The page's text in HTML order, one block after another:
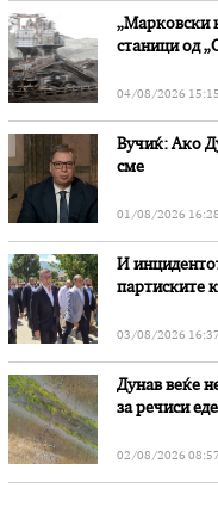
„Марковски
станици од
04/08/2026 15:15
Вучиќ: Ако
сме
01/08/2026 16:28
И
партиските
03/08/2026 16:37
Дунав веќе
за речиси
02/08/2026 08:57